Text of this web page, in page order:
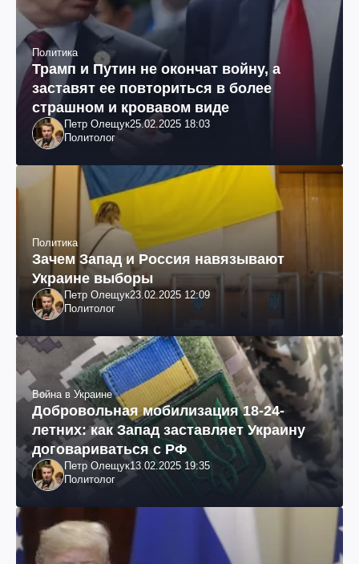
Политика
Трамп и Путин не окончат войну, а
заставят ее повториться в более
страшном и кровавом виде
Петр Олещук25.02.2025 18:03
Политолог
Политика
Зачем Запад и Россия навязывают
Украине выборы
Петр Олещук23.02.2025 12:09
Политолог
Война в Украине
Добровольная мобилизация 18-24-
летних: как Запад заставляет Украину
договариваться с РФ
Петр Олещук13.02.2025 19:35
Политолог